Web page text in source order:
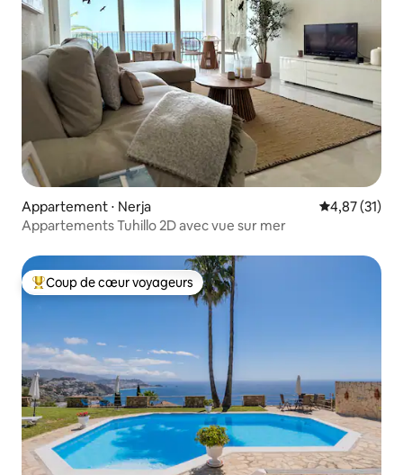
Appartement ⋅ Nerja Évaluation
4,87 (31)
Appartements Tuhillo 2D avec vue sur mer
Coups de cœur voyageurs les plus appréciés
Coup de cœur voyageurs